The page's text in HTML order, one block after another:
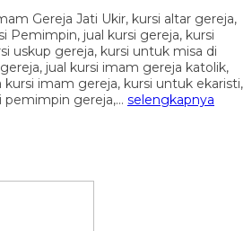
Gereja Jati Ukir, kursi altar gereja,
Pemimpin, jual kursi gereja, kursi
uskup gereja, kursi untuk misa di
jual kursi imam gereja katolik,
kursi imam gereja, kursi untuk ekaristi,
pemimpin gereja,… selengkapnya